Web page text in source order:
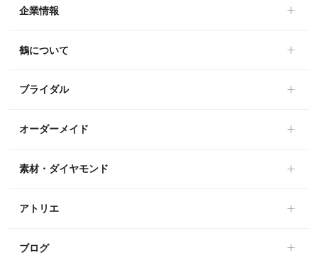
企業情報
鶴について
ブライダル
オーダーメイド
素材・ダイヤモンド
アトリエ
ブログ